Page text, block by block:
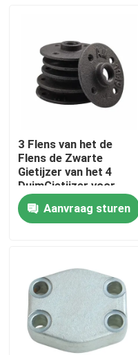
Video's
Ongeveer ons
Kwaliteitscontrole
Contacteer ons
Verzoek om een Citaat
Metaal Gietende Delen
3 Flens van het de
Flens de Zwarte
Gietijzer van het 4
DuimGietijzer voor
Pijpmontage
Aanvraag sturen